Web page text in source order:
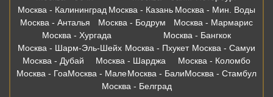
Москва - Калининград Москва - Казань Москва - Мин. Воды
Москва - Анталья
Москва - Бодрум
Москва - Мармарис
Москва - Хургада
Москва - Бангкок
Москва - Шарм-Эль-Шейх Москва - Пхукет Москва - Самуи
Москва - Дубай
Москва - Шарджа
Москва - Коломбо
Москва - ГоаМосква - МалеМосква - БалиМосква - Стамбул
Москва - Белград